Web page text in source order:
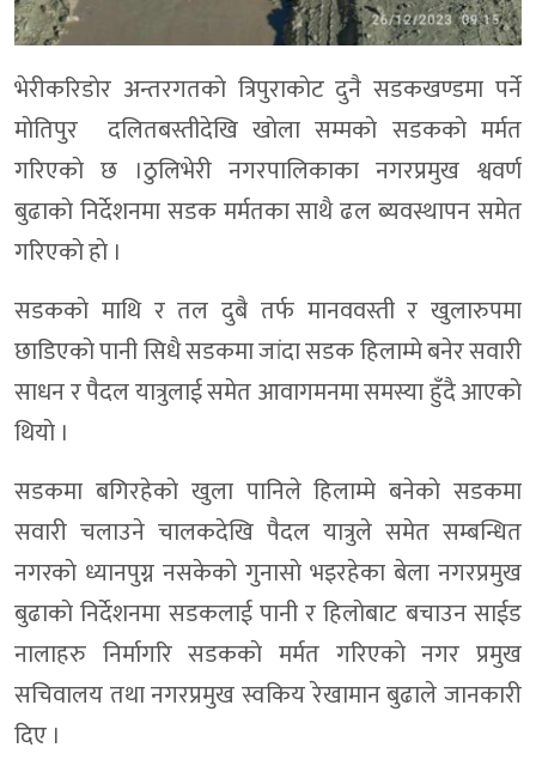
भेरीकरिडाेर अन्तरगतकाे त्रिपुराकाेट दुनै सडकखण्डमा पर्ने
माेतिपुर दलितबस्तीदेखि खाेला सम्मकाे सडककाे मर्मत
गरिएकाे छ ।ठुलिभेरी नगरपालिकाका नगरप्रमुख श्ववर्ण
बुढाकाे निर्देशनमा सडक मर्मतका साथै ढल ब्यवस्थापन समेत
गरिएकाे हाे ।
सडककाे माथि र तल दुबै तर्फ मानववस्ती र खुलारुपमा
छाडिएकाे पानी सिधै सडकमा जांदा सडक हिलाम्मे बनेर सवारी
साधन र पैदल यात्रुलाई समेत आवागमनमा समस्या हुँदै आएकाे
थियाे ।
सडकमा बगिरहेकाे खुला पानिले हिलाम्मे बनेकाे सडकमा
सवारी चलाउने चालकदेखि पैदल यात्रुले समेत सम्बन्धित
नगरकाे ध्यानपुग्न नसकेकाे गुनासाे भइरहेका बेला नगरप्रमुख
बुढाकाे निर्देशनमा सडकलाई पानी र हिलाेबाट बचाउन साईड
नालाहरु निर्मागरि सडककाे मर्मत गरिएकाे नगर प्रमुख
सचिवालय तथा नगरप्रमुख स्वकिय रेखामान बुढाले जानकारी
दिए ।